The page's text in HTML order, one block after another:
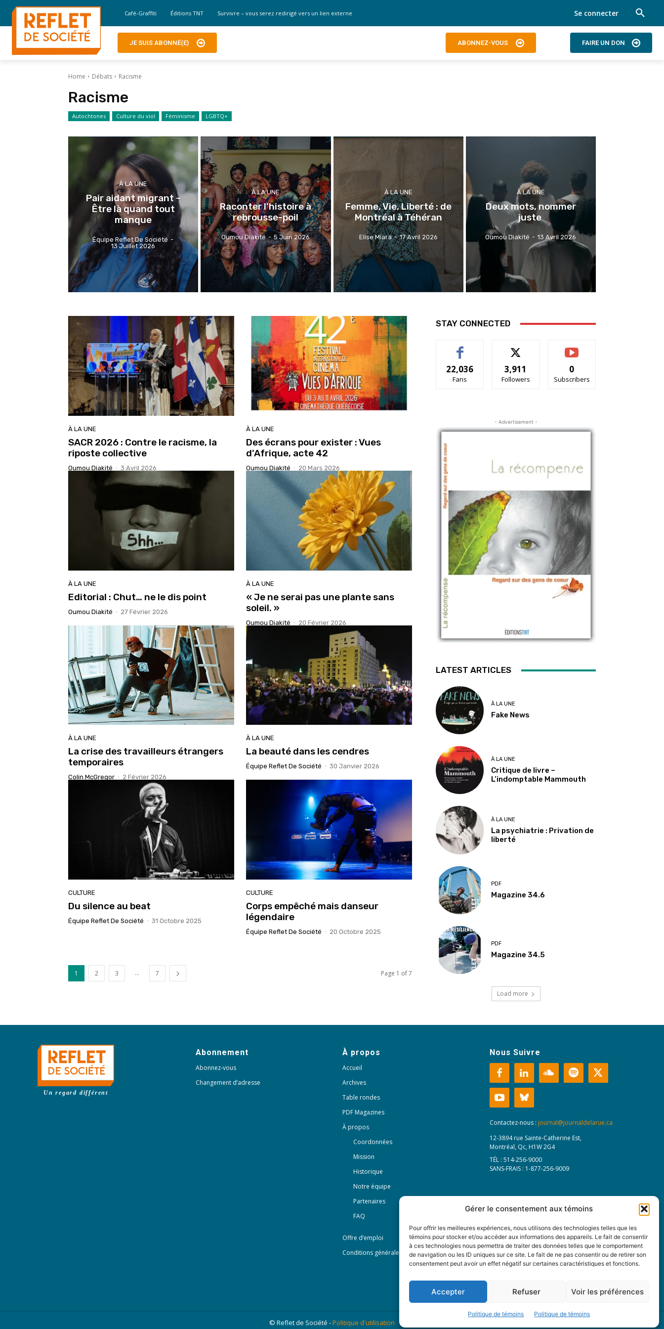
Gérer le consentement aux témoins
Pour offrir les meilleures expériences, nous utilisons des technologies telles que les
témoins pour stocker et/ou accéder aux informations des appareils. Le fait de consentir
à ces technologies nous permettra de traiter des données telles que le comportement
de navigation ou les ID uniques sur ce site. Le fait de ne pas consentir ou de retirer son
consentement peut avoir un effet négatif sur certaines caractéristiques et fonctions.
Accepter Refuser Voir les préférences
Politique de témoins Politique de témoins
Café-Graffiti Éditions TNT Survivre – vous serez redirigé vers un lien externe Se connecter
JE SUIS ABONNÉ(E) ABONNEZ-VOUS FAIRE UN DON
Home Débats Racisme
Racisme
Autochtones Culture du viol Féminisme LGBTQ+
À LA UNE
Pair aidant migrant –
Être là quand tout
manque
Équipe Reflet De Société -
13 Juillet 2026
À LA UNE
Raconter l’histoire à
rebrousse-poil
Oumou Diakité - 5 Juin 2026
À LA UNE
Femme, Vie, Liberté : de
Montréal à Téhéran
Elise Miara - 17 Avril 2026
À LA UNE
Deux mots, nommer
juste
Oumou Diakité - 13 Avril 2026
À LA UNE
SACR 2026 : Contre le racisme, la
riposte collective
Oumou Diakité - 3 Avril 2026
À LA UNE
Des écrans pour exister : Vues
d’Afrique, acte 42
Oumou Diakité - 20 Mars 2026
À LA UNE
Editorial : Chut… ne le dis point
Oumou Diakité - 27 Février 2026
À LA UNE
« Je ne serai pas une plante sans
soleil. »
Oumou Diakité - 20 Février 2026
À LA UNE
La crise des travailleurs étrangers
temporaires
Colin McGregor - 2 Février 2026
À LA UNE
La beauté dans les cendres
Équipe Reflet De Société - 30 Janvier 2026
CULTURE
Du silence au beat
Équipe Reflet De Société - 31 Octobre 2025
CULTURE
Corps empêché mais danseur
légendaire
Équipe Reflet De Société - 20 Octobre 2025
1 2 3 ... 7 Page 1 of 7
STAY CONNECTED
22,036
Fans
3,911
Followers
0
Subscribers
- Advertisement -
LATEST ARTICLES
À LA UNE
Fake News
À LA UNE
Critique de livre –
L’indomptable Mammouth
À LA UNE
La psychiatrie : Privation de
liberté
PDF
Magazine 34.6
PDF
Magazine 34.5
Load more
Un regard différent
Abonnement
Abonnez-vous
Changement d’adresse
À propos
Accueil
Archives
Table rondes
PDF Magazines
À propos
Coordonnées
Mission
Historique
Notre équipe
Partenaires
FAQ
Offre d’emploi
Conditions générales
Nous Suivre
Contactez-nous : journal@journaldelarue.ca
12-3894 rue Sainte-Catherine Est,
Montréal, Qc, H1W 2G4
TÉL : 514-256-9000
SANS-FRAIS : 1-877-256-9009
© Reflet de Société -Politique d'utilisation